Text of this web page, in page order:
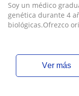
Soy un médico
genética durante 4
biológicas.Ofrezco
ver más